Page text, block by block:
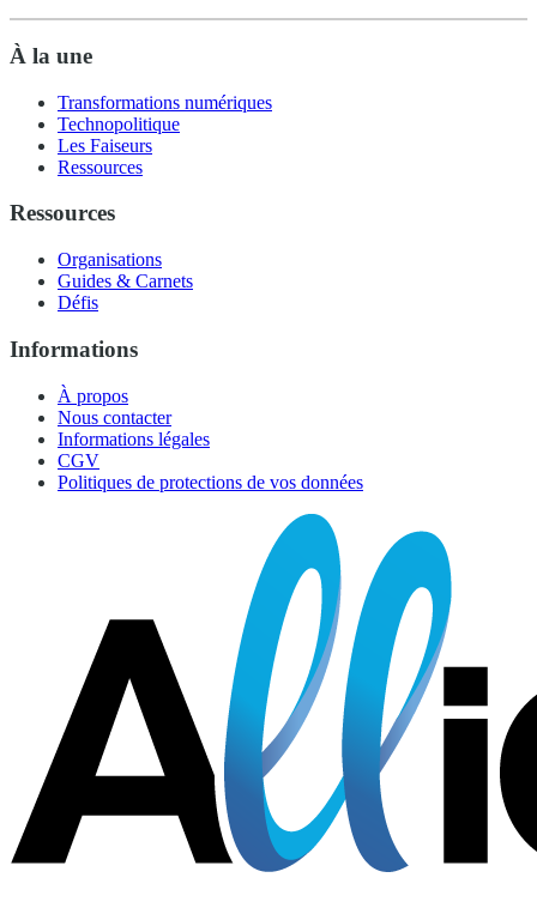
À la une
Transformations numériques
Technopolitique
Les Faiseurs
Ressources
Ressources
Organisations
Guides & Carnets
Défis
Informations
À propos
Nous contacter
Informations légales
CGV
Politiques de protections de vos données